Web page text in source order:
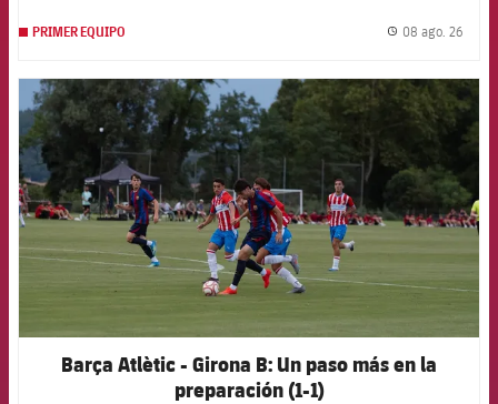
PRIMER EQUIPO 08 ago. 26
FCB Barcelona badge
Barça Atlètic - Girona B: Un paso más en la
preparación (1-1)